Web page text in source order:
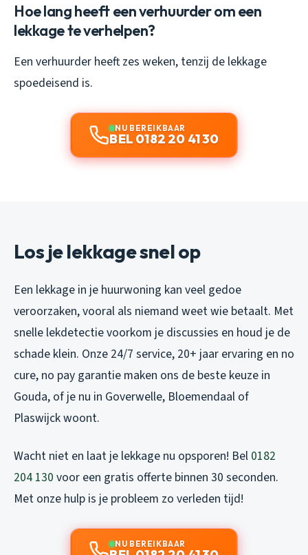
Hoe lang heeft een verhuurder om een
lekkage te verhelpen?
Een verhuurder heeft zes weken, tenzij de lekkage
spoedeisend is.
NU BEREIKBAAR
BEL 0182 20 41 30
Los je lekkage snel op
Een lekkage in je huurwoning kan veel gedoe
veroorzaken, vooral als niemand weet wie betaalt. Met
snelle lekdetectie voorkom je discussies en houd je de
schade klein. Onze 24/7 service, 20+ jaar ervaring en no
cure, no pay garantie maken ons de beste keuze in
Gouda, of je nu in Goverwelle, Bloemendaal of
Plaswijck woont.
Wacht niet en laat je lekkage nu opsporen! Bel 0182
204 130 voor een gratis offerte binnen 30 seconden.
Met onze hulp is je probleem zo verleden tijd!
NU BEREIKBAAR